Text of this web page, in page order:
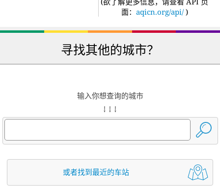
面： aqicn.org/api/ )
寻找其他的城市？
输入你想查询的城市
↓ ↓ ↓
或者找到最近的车站